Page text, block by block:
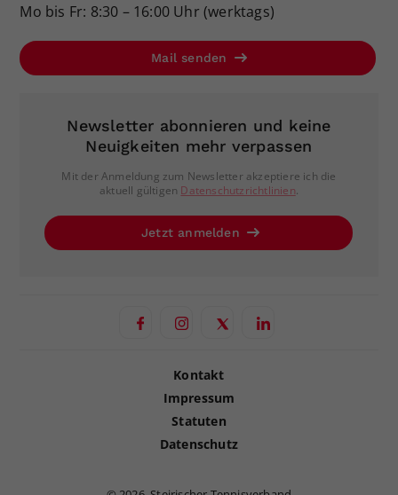
Mo bis Fr: 8:30 – 16:00 Uhr (werktags)
Mail senden
Newsletter abonnieren und keine
Neuigkeiten mehr verpassen
Mit der Anmeldung zum Newsletter akzeptiere ich die
aktuell gültigen Datenschutzrichtlinien.
Jetzt anmelden
Kontakt
Impressum
Statuten
Datenschutz